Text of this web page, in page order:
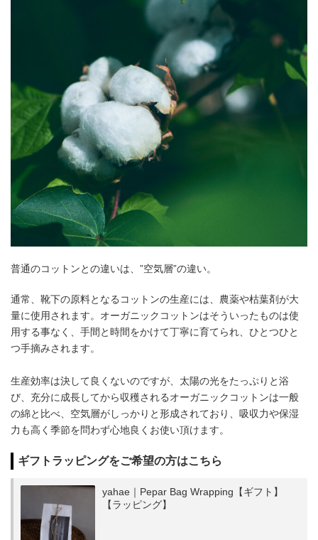
普通のコットンとの違いは、”空気層”の違い。
通常、靴下の原料となるコットンの生産には、農薬や枯葉剤が大
量に使用されます。オーガニックコットンはそういったものは使
用する事なく、手間と時間をかけて丁寧に育てられ、ひとつひと
つ手摘みされます。
生産効率は決して良くないのですが、太陽の光をたっぷりと浴
び、充分に成長してから収穫されるオーガニックコットンは一般
の綿と比べ、空気層がしっかりと形成されており、吸収力や保湿
力も高く季節を問わず心地良くお使い頂けます。
ギフトラッピングをご希望の方はこちら
yahae｜Pepar Bag Wrapping【ギフト】
【ラッピング】